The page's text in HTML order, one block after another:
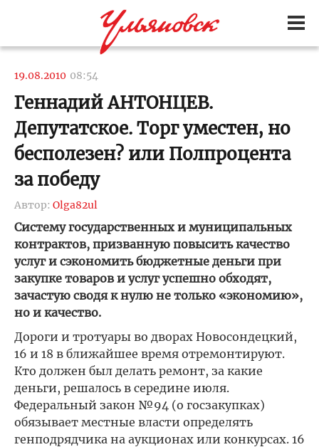
19.08.2010 08:54
Геннадий АНТОНЦЕВ.
Депутатское. Торг уместен, но
бесполезен? или Полпроцента
за победу
Автор: Olga82ul
Систему государственных и муниципальных
контрактов, призванную повысить качество
услуг и сэкономить бюджетные деньги при
закупке товаров и услуг успешно обходят,
зачастую сводя к нулю не только «экономию»,
но и качество.
Дороги и тротуары во дворах Новосондецкий,
16 и 18 в ближайшее время отремонтируют.
Кто должен был делать ремонт, за какие
деньги, решалось в середине июля.
Федеральный закон №94 (о госзакупках)
обязывает местные власти определять
генподрядчика на аукционах или конкурсах. 16